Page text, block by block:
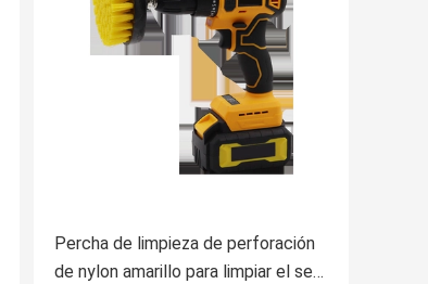
Percha de limpieza de perforación
de nylon amarillo para limpiar el set